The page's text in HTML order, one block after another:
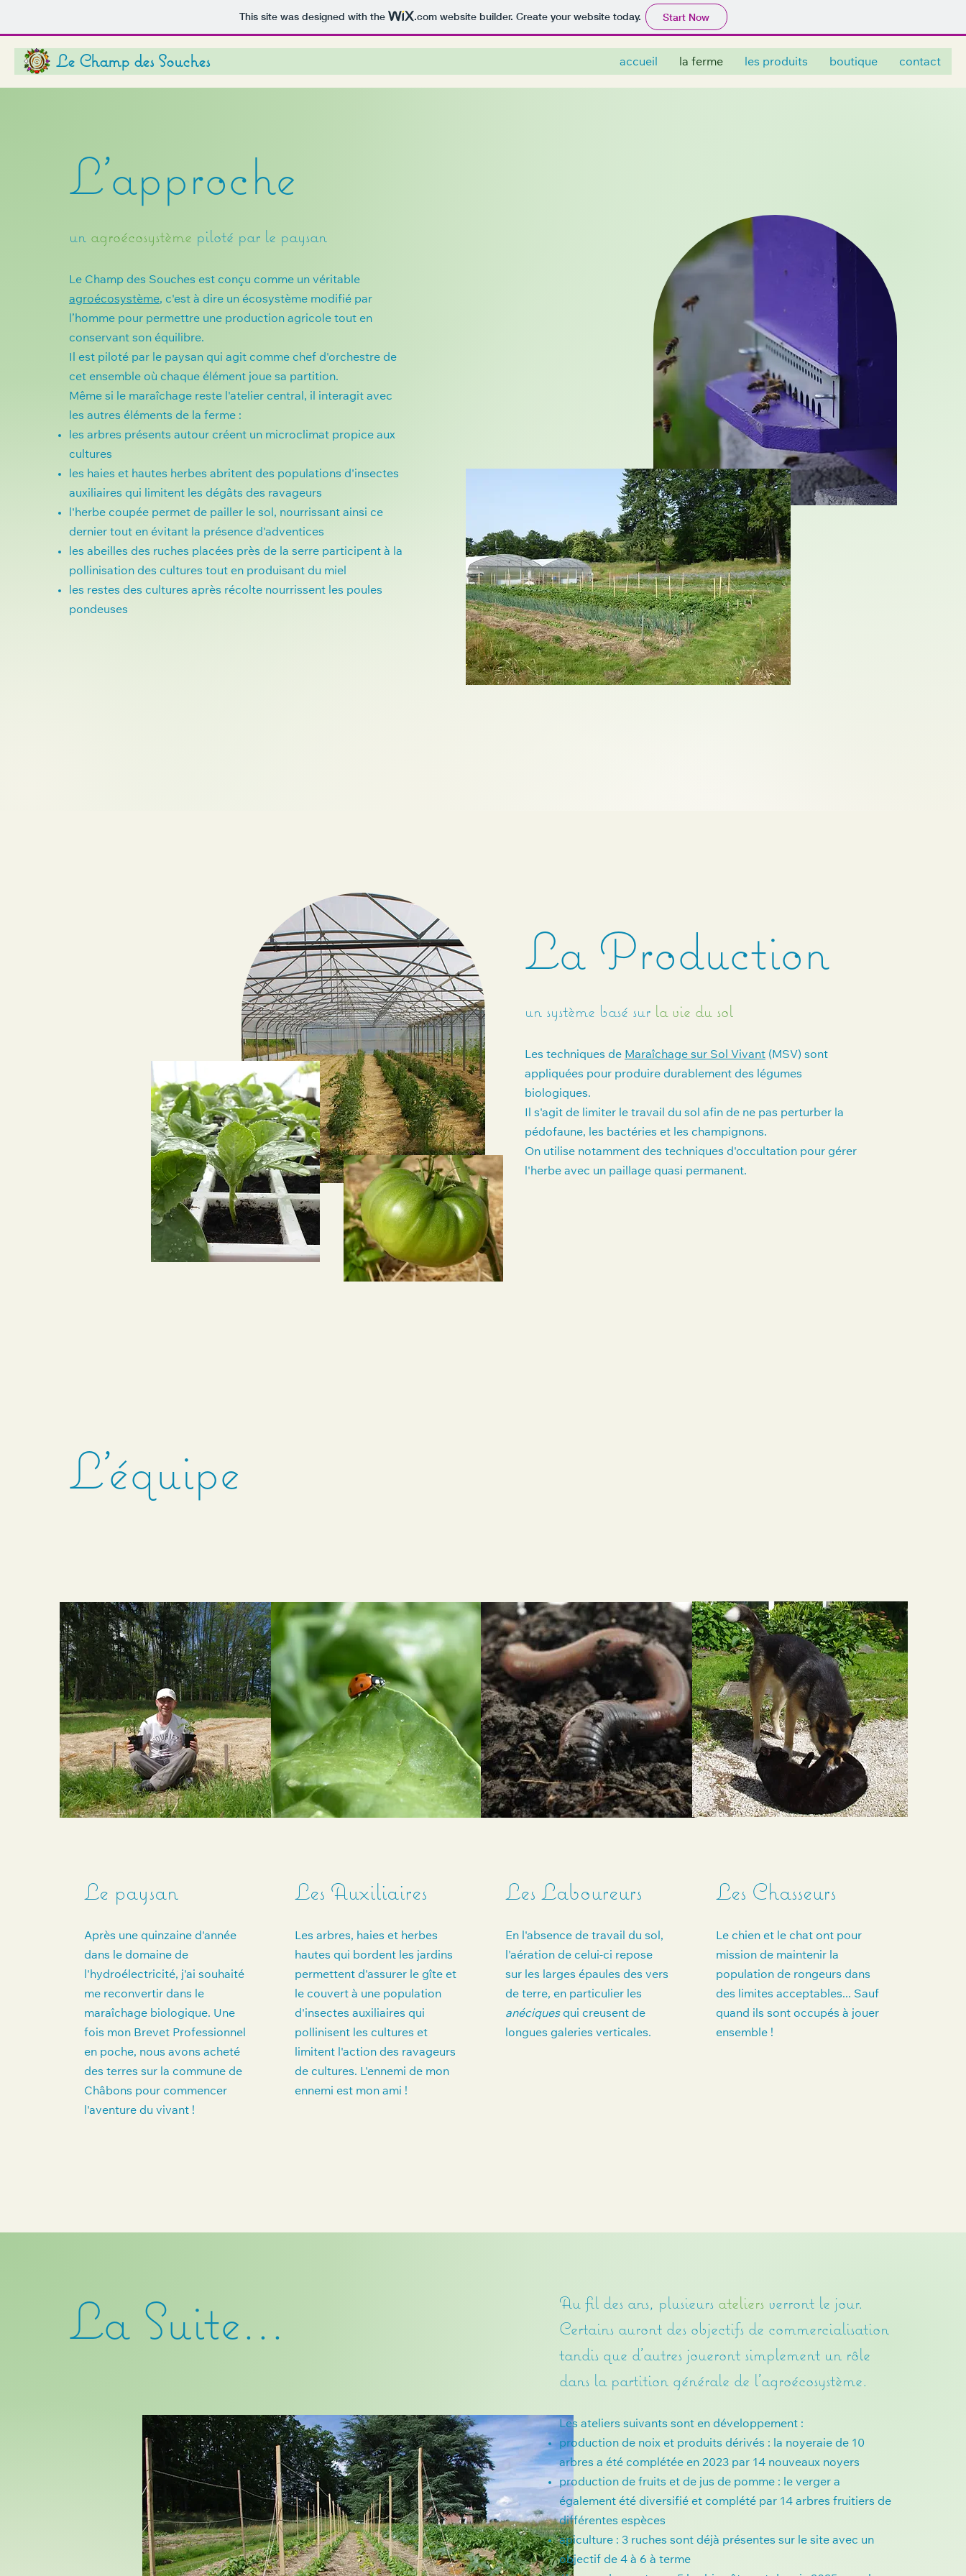
This site was designed with the .comwebsite builder. Create your website today. Start Now
Le Champ des Souches accueil la ferme les produits boutique contact
L'approche
un agroécosystème piloté par le paysan
Le Champ des Souches est conçu comme un véritable
agroécosystème, c'est à dire un écosystème modifié par
l’homme pour permettre une production agricole tout en
conservant son équilibre.
Il est piloté par le paysan qui agit comme chef d'orchestre de
cet ensemble où chaque élément joue sa partition.
Même si le maraîchage reste l'atelier central, il interagit avec
les autres éléments de la ferme :
les arbres présents autour créent un microclimat propice aux
cultures
les haies et hautes herbes abritent des populations d'insectes
auxiliaires qui limitent les dégâts des ravageurs
l'herbe coupée permet de pailler le sol, nourrissant ainsi ce
dernier tout en évitant la présence d'adventices
les abeilles des ruches placées près de la serre participent à la
pollinisation des cultures tout en produisant du miel
les restes des cultures après récolte nourrissent les poules
pondeuses
La Production
un système basé sur la vie du sol
Les techniques de Maraîchage sur Sol Vivant (MSV) sont
appliquées pour produire durablement des légumes
biologiques.
Il s'agit de limiter le travail du sol afin de ne pas perturber la
pédofaune, les bactéries et les champignons.
On utilise notamment des techniques d'occultation pour gérer
l'herbe avec un paillage quasi permanent.
L'équipe
Le paysan
Après une quinzaine d'année
dans le domaine de
l'hydroélectricité, j'ai souhaité
me reconvertir dans le
maraîchage biologique. Une
fois mon Brevet Professionnel
en poche, nous avons acheté
des terres sur la commune de
Châbons pour commencer
l'aventure du vivant !
Les Auxiliaires
Les arbres, haies et herbes
hautes qui bordent les jardins
permettent d'assurer le gîte et
le couvert à une population
d'insectes auxiliaires qui
pollinisent les cultures et
limitent l'action des ravageurs
de cultures. L'ennemi de mon
ennemi est mon ami !
Les Laboureurs
En l'absence de travail du sol,
l'aération de celui-ci repose
sur les larges épaules des vers
de terre, en particulier les
anéciquesqui creusent de
longues galeries verticales.
Les Chasseurs
Le chien et le chat ont pour
mission de maintenir la
population de rongeurs dans
des limites acceptables... Sauf
quand ils sont occupés à jouer
ensemble !
La Suite... Au fil des ans, plusieurs ateliers verront le jour.
Certains auront des objectifs de commercialisation
tandis que d'autres joueront simplement un rôle
dans la partition générale de l'agroécosystème.
Les ateliers suivants sont en développement :
production de noix et produits dérivés : la noyeraie de 10
arbres a été complétée en 2023 par 14 nouveaux noyers
production de fruits et de jus de pomme : le verger a
également été diversifié et complété par 14 arbres fruitiers de
différentes espèces
apiculture : 3 ruches sont déjà présentes sur le site avec un
objectif de 4 à 6 à terme